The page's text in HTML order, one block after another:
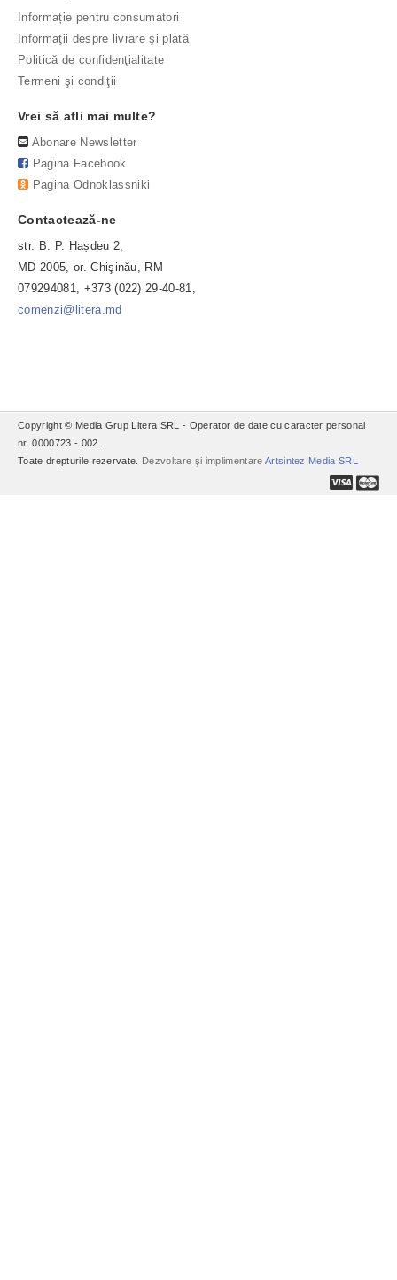
Informație pentru consumatori
Informaţii despre livrare şi plată
Politică de confidenţialitate
Termeni şi condiţii
Vrei să afli mai multe?
Abonare Newsletter
Pagina Facebook
Pagina Odnoklassniki
Contactează-ne
str. B. P. Hașdeu 2,
MD 2005, or. Chişinău, RM
079294081, +373 (022) 29-40-81,
comenzi@litera.md
Copyright © Media Grup Litera SRL - Operator de date cu caracter personal
nr. 0000723 - 002.
Toate drepturile rezervate.
Dezvoltare şi implimentare Artsintez Media SRL